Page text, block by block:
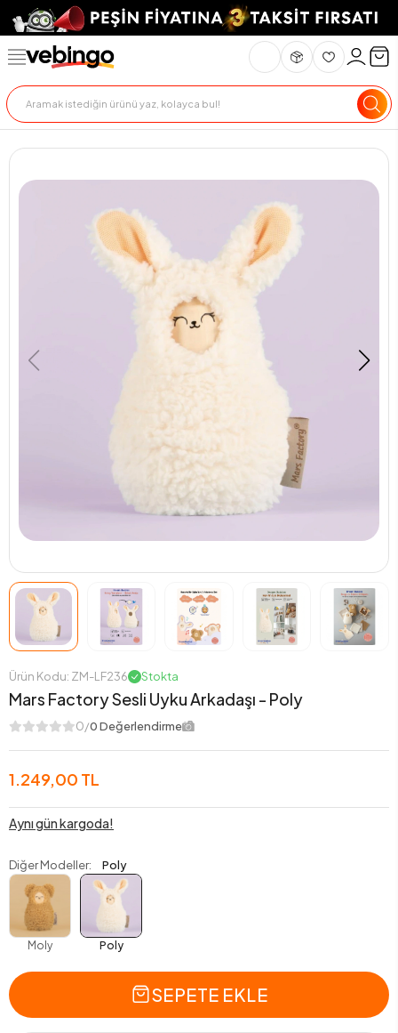
Ürün Kodu: ZM-LF236 Stokta
Mars Factory Sesli Uyku Arkadaşı - Poly
0/0 Değerlendirme
1.249,00 TL
Aynı gün kargoda!
Diğer Modeller: Poly
Moly Poly
SEPETE EKLE
Genel Bakış Ürün Açıklaması Teslimat Ve İade Ödeme